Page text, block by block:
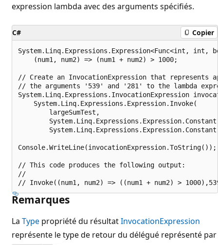
expression lambda avec des arguments spécifiés.
C# Copier
System.Linq.Expressions.Expression<Func<int, int,
    (num1, num2) => (num1 + num2) > 1000;
// Create an InvocationExpression that represents
// the arguments '539' and '281' to the lambda
System.Linq.Expressions.InvocationExpression
    System.Linq.Expressions.Expression.Invoke(
        largeSumTest,
Console.WriteLine(invocationExpression.ToString());
// This code produces the following output:
//
Remarques
La Type propriété du résultatInvocationExpression
représente le type de retour du délégué représenté par